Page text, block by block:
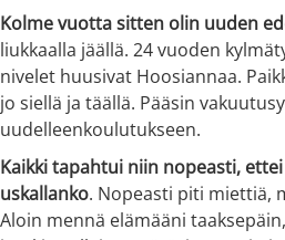
Kolme vuotta sitten olin uuden
liukkaalla jäällä. 24 vuoden
nivelet huusivat Hoosiannaa.
jo siellä ja täällä. Pääsin
uudelleenkoulutukseen.
Kaikki tapahtui niin nopeasti,
uskallanko. Nopeasti piti miettiä,
Aloin mennä elämääni